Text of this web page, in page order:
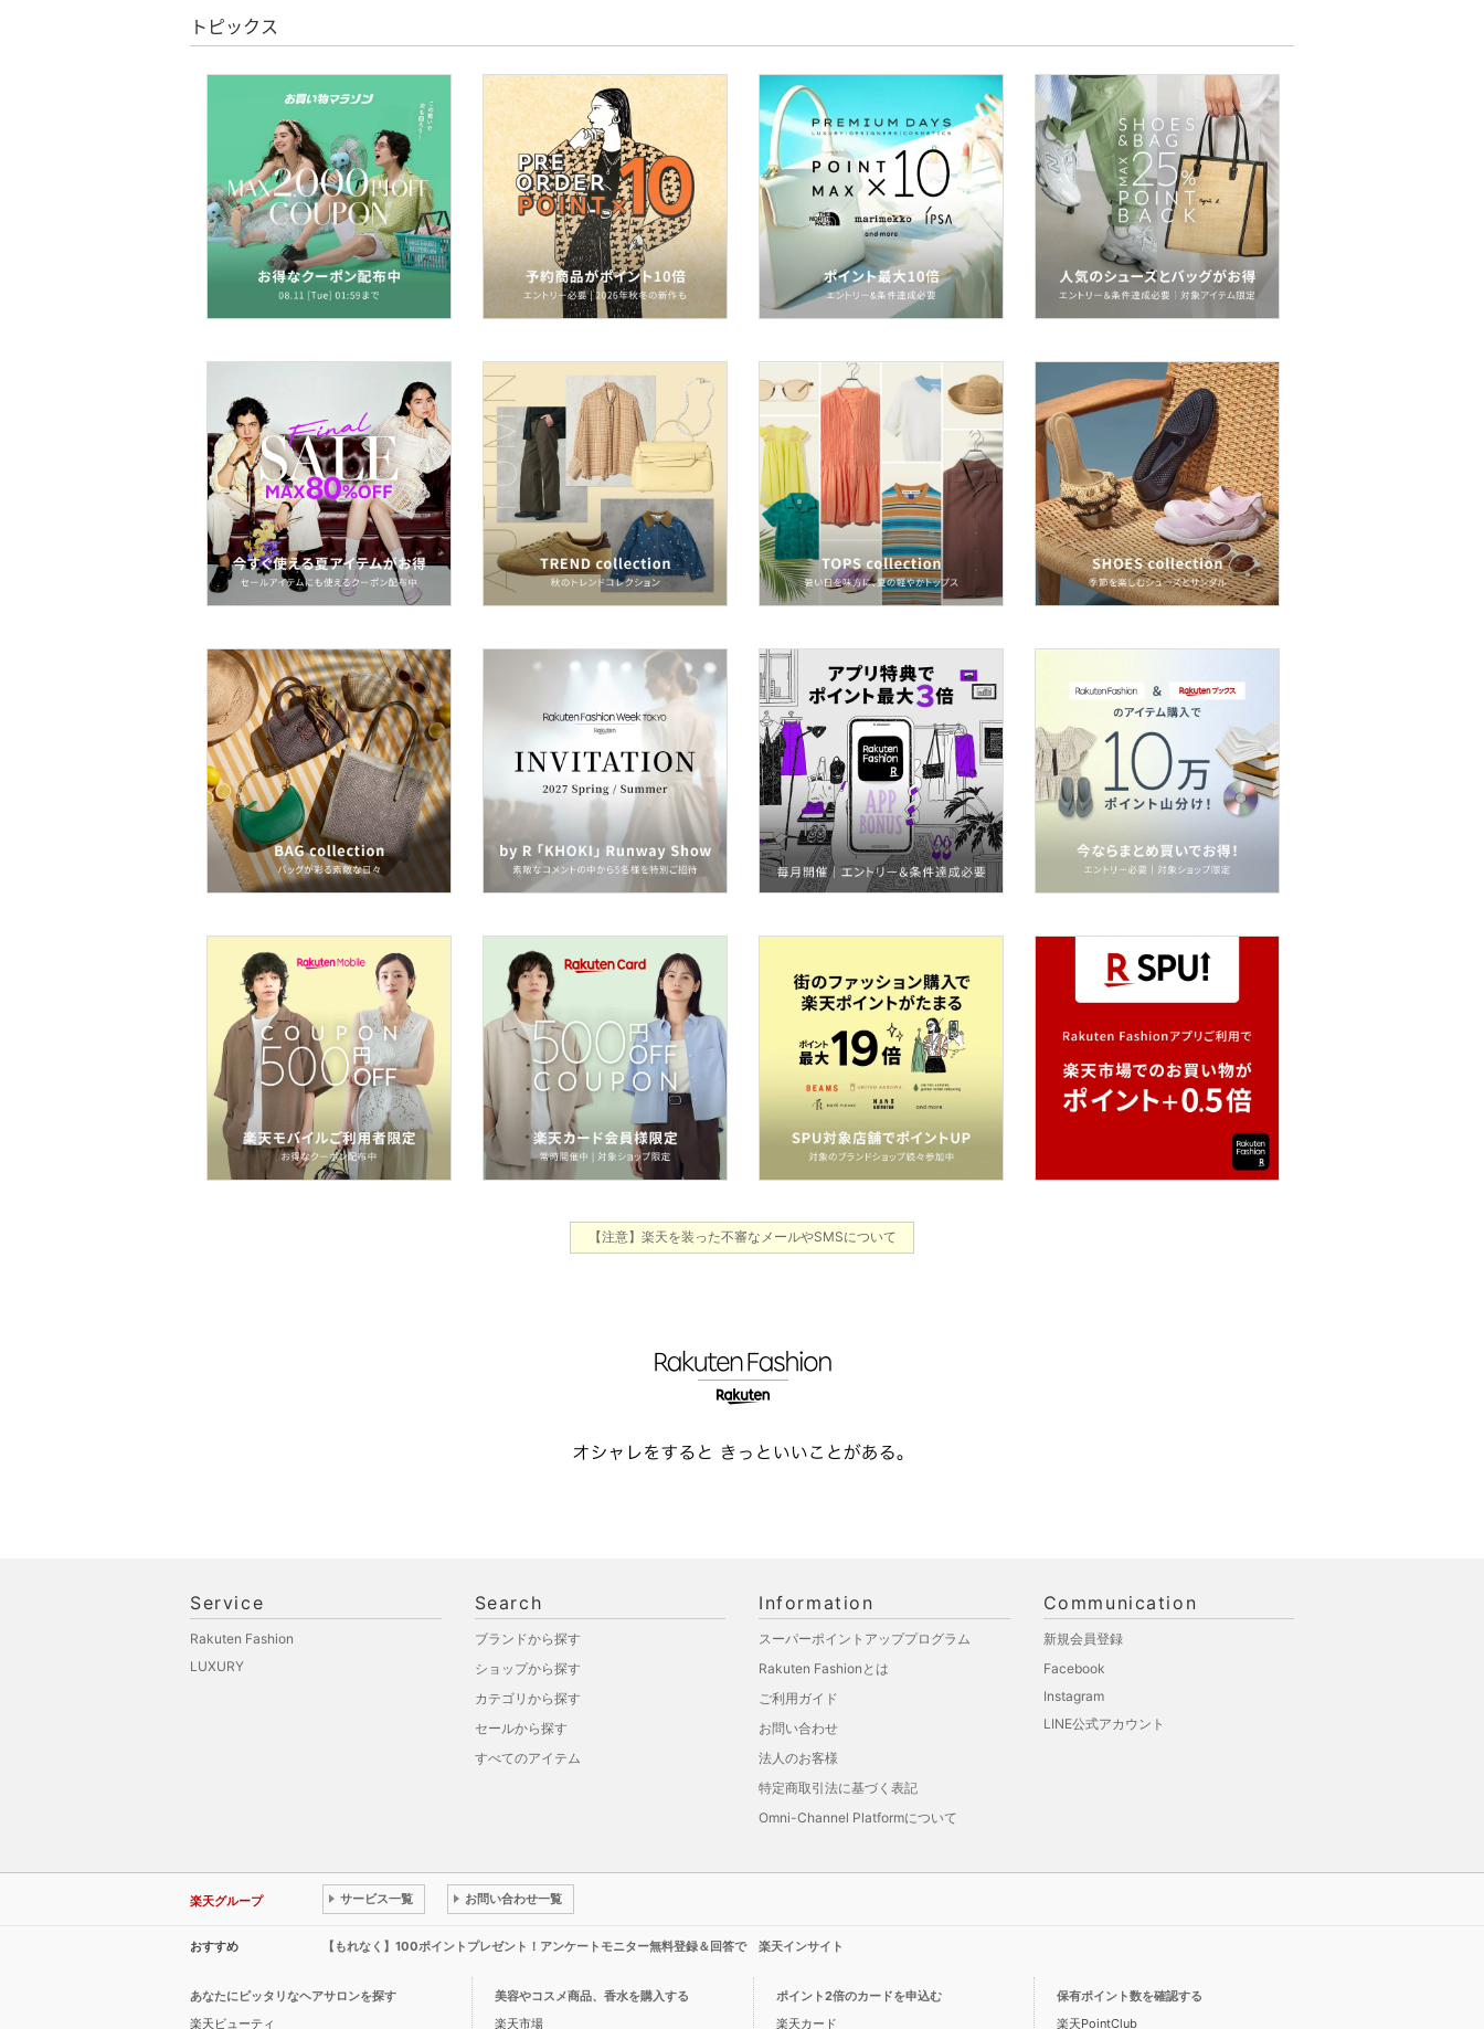
食器・調理器具・キッチ
ン用品
インテリア・生活雑貨
スマホグッズ・オーディ
スポーツ・アウトドア用
文房具
ペット用品
福袋・ギフト・その他
23 23.5
25.5
26 26.5
27 27.5
28.5
29 29.5
30 30.5
クリア 絞り込み
トピックス
【注意】楽天を装った不審なメールやSMSについて
Service
Rakuten Fashion
LUXURY
Search
ブランドから探す
ショップから探す
カテゴリから探す
セールから探す
すべてのアイテム
Information
スーパーポイントアッププログラム
Rakuten Fashionとは
ご利用ガイド
お問い合わせ
法人のお客様
特定商取引法に基づく表記
Omni-Channel Platformについて
Communication
新規会員登録
Facebook
Instagram
LINE公式アカウント
楽天グループ サービス一覧 お問い合わせ一覧
おすすめ 【もれなく】100ポイントプレゼント！アンケートモニター無料登録＆回答で 楽天インサイト
あなたにピッタリなヘアサロンを探す
楽天ビューティ
美容やコスメ商品、香水を購入する
楽天市場
ポイント2倍のカードを申込む
楽天カード
保有ポイント数を確認する
楽天PointClub